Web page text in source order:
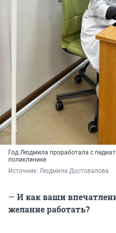
Год Людмила проработала с
поликлинике
Источник: Людмила Достовалова
— И как ваши
желание работать?